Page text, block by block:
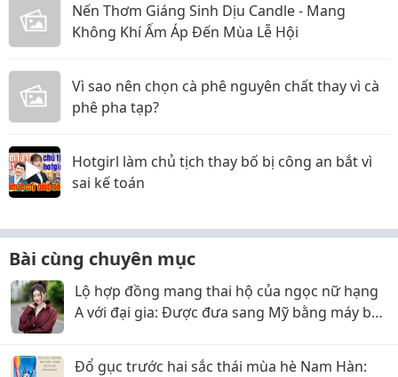
Nến Thơm Giáng Sinh Dịu Candle - Mang
Không Khí Ấm Áp Đến Mùa Lễ Hội
Vì sao nên chọn cà phê nguyên chất thay vì cà
phê pha tạp?
Hotgirl làm chủ tịch thay bố bị công an bắt vì
sai kế toán
Bài cùng chuyên mục
Lộ hợp đồng mang thai hộ của ngọc nữ hạng
A với đại gia: Được đưa sang Mỹ bằng máy bay
Đổ gục trước hai sắc thái mùa hè Nam Hàn: